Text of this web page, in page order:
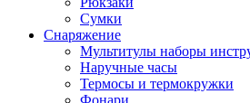
Сумки
Снаряжение
Мультитулы наборы
Наручные часы
Термосы и термокружки
Фонари